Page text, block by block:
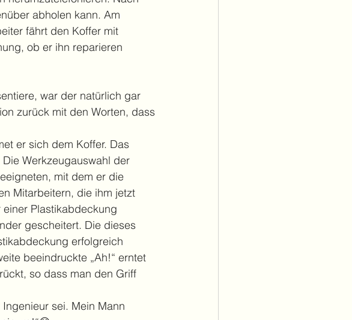
abholen kann. Am
fährt den Koffer mit
ob er ihn reparieren
war der natürlich gar
zurück mit den Worten, dass
er sich dem Koffer. Das
Werkzeugauswahl der
mit dem er die
Mitarbeitern, die ihm jetzt
Plastikabdeckung
gescheitert. Die dieses
erfolgreich
beeindruckte „Ah!“ erntet
so dass man den Griff
sei. Mein Mann